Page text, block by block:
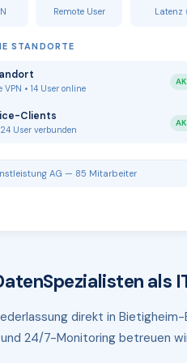
Remote User Latenz
STANDORTE
• 14 User online
Clients
24 User verbunden
AG — 85 Mitarbeiter
als
direkt in
24/7-Monitoring betreuen